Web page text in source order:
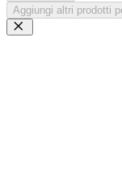
Aggiungi altri prodotti